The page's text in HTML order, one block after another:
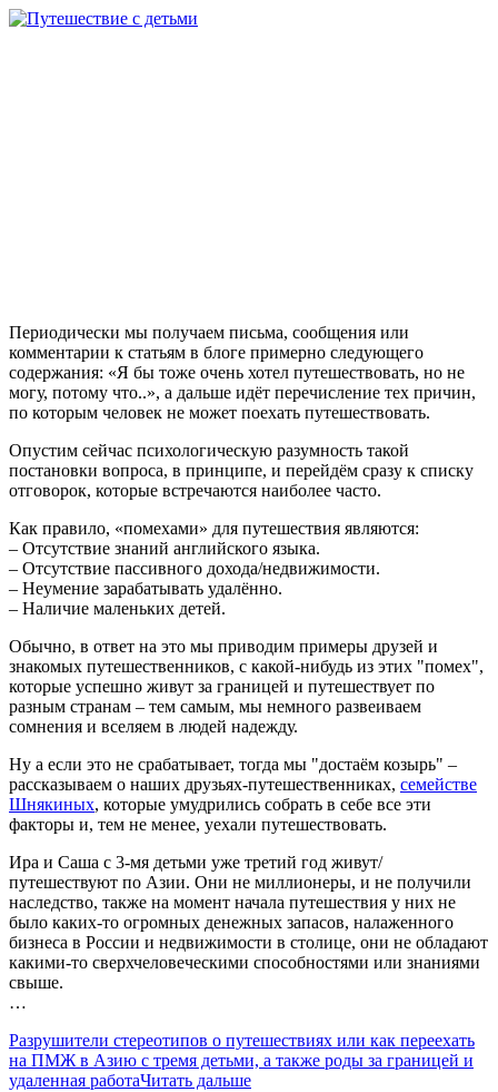
Периодически мы получаем письма, сообщения или
комментарии к статьям в блоге примерно следующего
содержания: «Я бы тоже очень хотел путешествовать, но не
могу, потому что..», а дальше идёт перечисление тех причин,
по которым человек не может поехать путешествовать.
Опустим сейчас психологическую разумность такой
постановки вопроса, в принципе, и перейдём сразу к списку
отговорок, которые встречаются наиболее часто.
Как правило, «помехами» для путешествия являются:
– Отсутствие знаний английского языка.
– Отсутствие пассивного дохода/недвижимости.
– Неумение зарабатывать удалённо.
– Наличие маленьких детей.
Обычно, в ответ на это мы приводим примеры друзей и
знакомых путешественников, с какой-нибудь из этих "помех",
которые успешно живут за границей и путешествует по
разным странам – тем самым, мы немного развеиваем
сомнения и вселяем в людей надежду.
Ну а если это не срабатывает, тогда мы "достаём козырь" –
рассказываем о наших друзьях-путешественниках, семействе
Шнякиных, которые умудрились собрать в себе все эти
факторы и, тем не менее, уехали путешествовать.
Ира и Саша с 3-мя детьми уже третий год живут/
путешествуют по Азии. Они не миллионеры, и не получили
наследство, также на момент начала путешествия у них не
было каких-то огромных денежных запасов, налаженного
бизнеса в России и недвижимости в столице, они не обладают
какими-то сверхчеловеческими способностями или знаниями
свыше.
…
Разрушители стереотипов о путешествиях или как переехать
на ПМЖ в Азию с тремя детьми, а также роды за границей и
удаленная работаЧитать дальше